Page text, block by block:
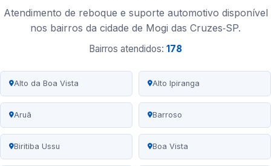
Atendimento de reboque e suporte automotivo disponível
nos bairros da cidade de Mogi das Cruzes‑SP.
Bairros atendidos: 178
Alto da Boa Vista Alto Ipiranga
Aruã Barroso
Biritiba Ussu Boa Vista